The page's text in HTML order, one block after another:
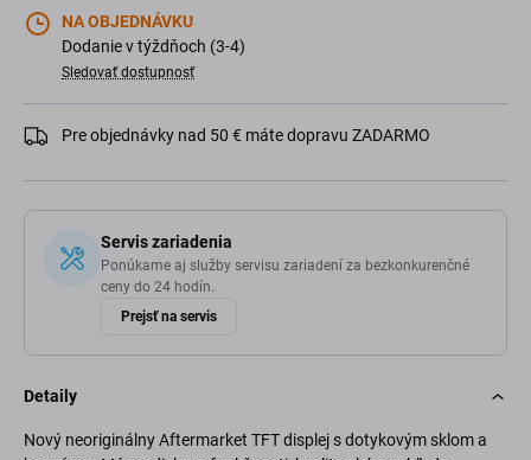
NA OBJEDNÁVKU
Dodanie v týždňoch (3-4)
Sledovať dostupnosť
Pre objednávky nad 50 € máte dopravu ZADARMO
Servis zariadenia
Ponúkame aj služby servisu zariadení za bezkonkurenčné
ceny do 24 hodín.
Prejsť na servis
Detaily
Nový neoriginálny Aftermarket TFT displej s dotykovým sklom a